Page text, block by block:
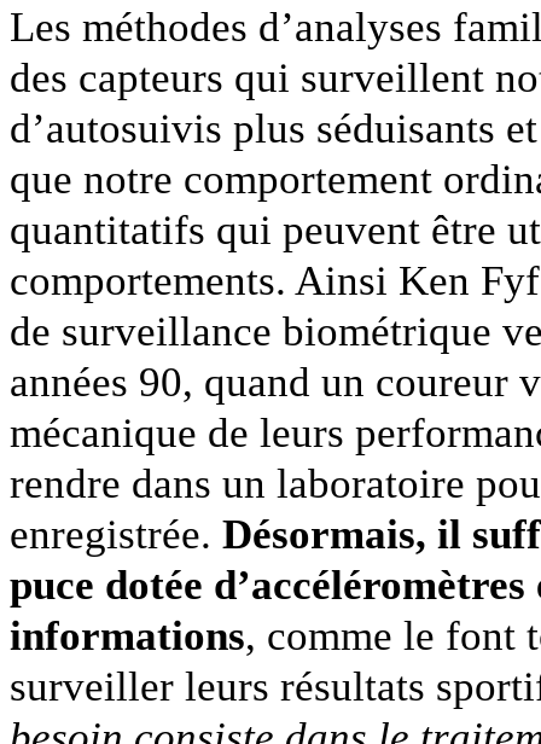
Les méthodes d’analyses
des capteurs qui surveillent
d’autosuivis plus séduisants
que notre comportement
quantitatifs qui peuvent être
comportements. Ainsi Ken
de surveillance biométrique
années 90, quand un
mécanique de leurs
rendre dans un laboratoire
enregistrée. Désormais, il
puce dotée
informations, comme le font
surveiller leurs résultats